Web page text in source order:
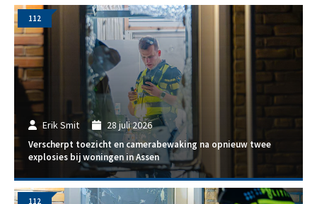
Erik Smit 28 juli 2026
Verscherpt toezicht en camerabewaking na opnieuw twee
explosies bij woningen in Assen
112
112